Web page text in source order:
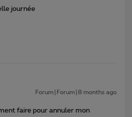
journée
Forum|Forum|8 months ago
faire pour annuler mon